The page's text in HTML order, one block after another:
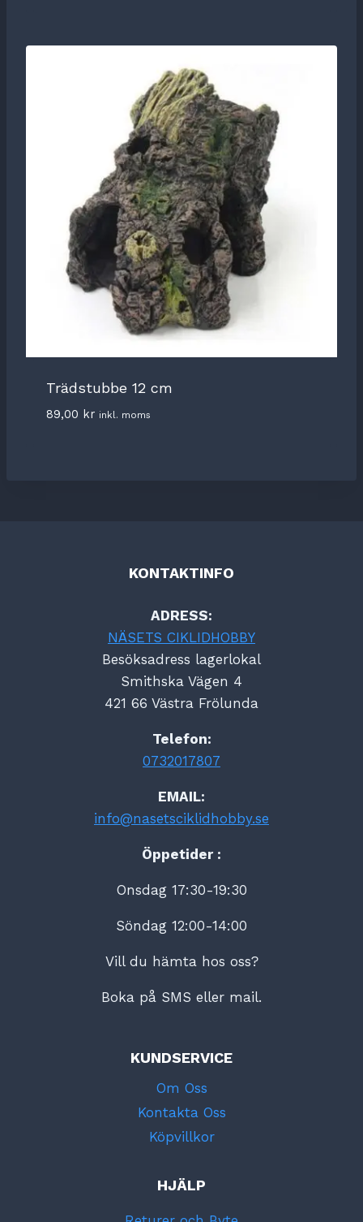
Trädstubbe 12 cm
89,00 kr inkl. moms
KONTAKTINFO
ADRESS:
NÄSETS CIKLIDHOBBY
Besöksadress lagerlokal
Smithska Vägen 4
421 66 Västra Frölunda
Telefon:
0732017807
EMAIL:
info@nasetsciklidhobby.se
Öppetider :
Onsdag 17:30-19:30
Söndag 12:00-14:00
Vill du hämta hos oss?
Boka på SMS eller mail.
KUNDSERVICE
Om Oss
Kontakta Oss
Köpvillkor
HJÄLP